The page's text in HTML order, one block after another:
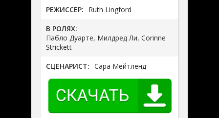
РЕЖИССЕР: Ruth Lingford
В РОЛЯХ:
Пабло Дуарте, Милдред Ли, Corinne
Strickett
СЦЕНАРИСТ: Сара Мейтленд